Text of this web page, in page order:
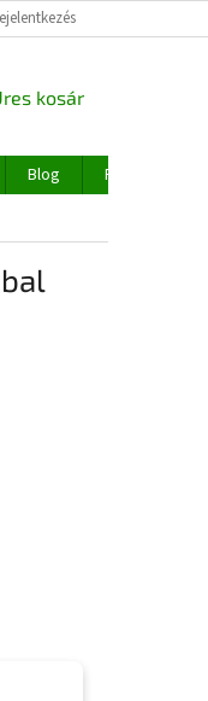
kosár
Blog
Rólunk